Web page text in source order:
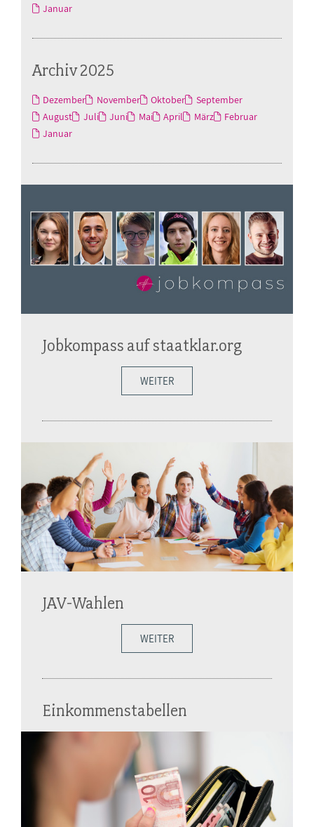
Januar
Archiv 2025
Dezember November Oktober
September
August
Juli Juni Mai April März
Februar
Januar
Jobkompass auf staatklar.org
WEITER
JAV-Wahlen
WEITER
Einkommenstabellen